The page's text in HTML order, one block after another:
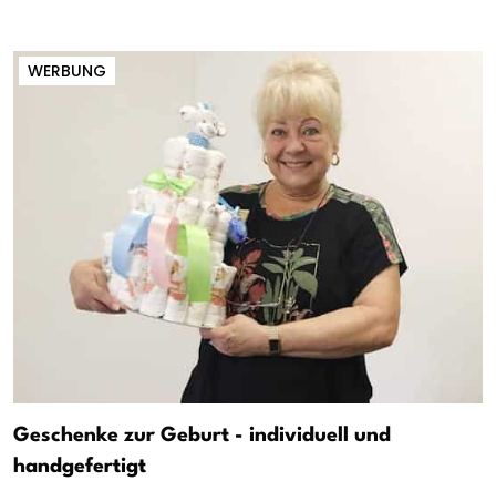
WERBUNG
Geschenke zur Geburt - individuell und
handgefertigt